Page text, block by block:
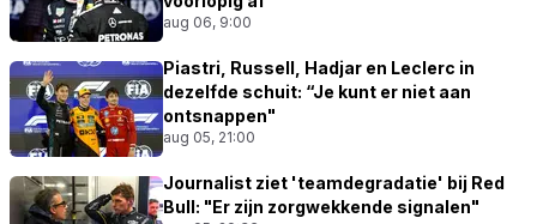
aug 06, 9:00
Piastri, Russell, Hadjar en Leclerc in
dezelfde schuit: “Je kunt er niet aan
ontsnappen"
aug 05, 21:00
Journalist ziet 'teamdegradatie' bij Red
Bull: "Er zijn zorgwekkende signalen"